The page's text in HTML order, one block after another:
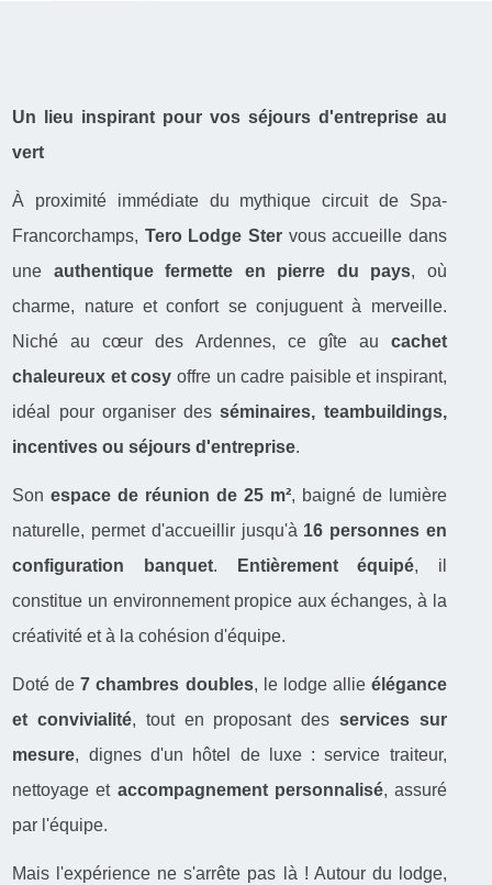
Un lieu inspirant pour vos séjours d'entreprise au
vert
À proximité immédiate du mythique circuit de Spa-
Francorchamps, Tero Lodge Ster vous accueille dans
une authentique fermette en pierre du pays, où
charme, nature et confort se conjuguent à merveille.
Niché au cœur des Ardennes, ce gîte au cachet
chaleureux et cosy offre un cadre paisible et inspirant,
idéal pour organiser desséminaires, teambuildings,
incentives ou séjours d'entreprise.
Sonespace de réunion de 25 m², baigné de lumière
naturelle, permet d'accueillir jusqu'à 16 personnes en
configuration banquet. Entièrement équipé, il
constitue un environnement propice aux échanges, à la
créativité et à la cohésion d'équipe.
Doté de7 chambres doubles, le lodge allie élégance
et convivialité, tout en proposant desservices sur
mesure, dignes d'un hôtel de luxe : service traiteur,
nettoyage et accompagnement personnalisé, assuré
par l'équipe.
Mais l'expérience ne s'arrête pas là ! Autour du lodge,